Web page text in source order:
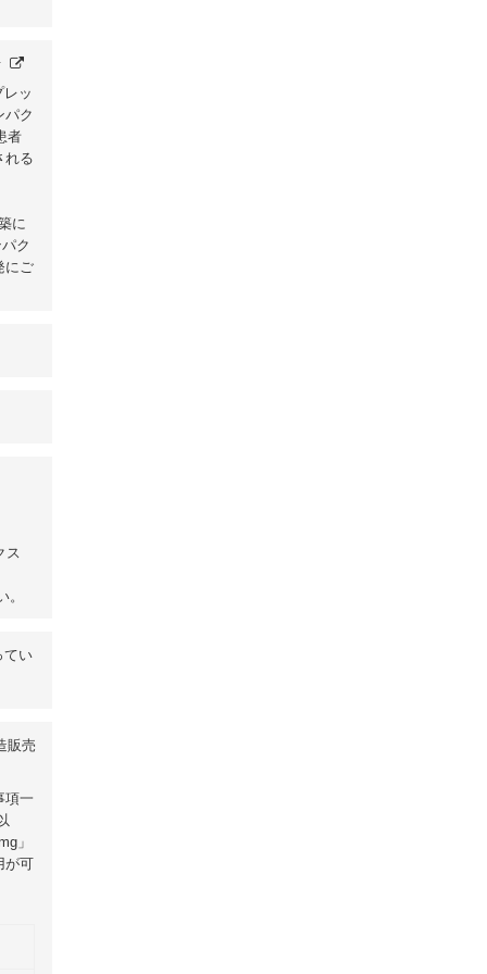
ッ
パク
者
れる
に
ク
にご
ス
。
てい
販売
項一
」
可